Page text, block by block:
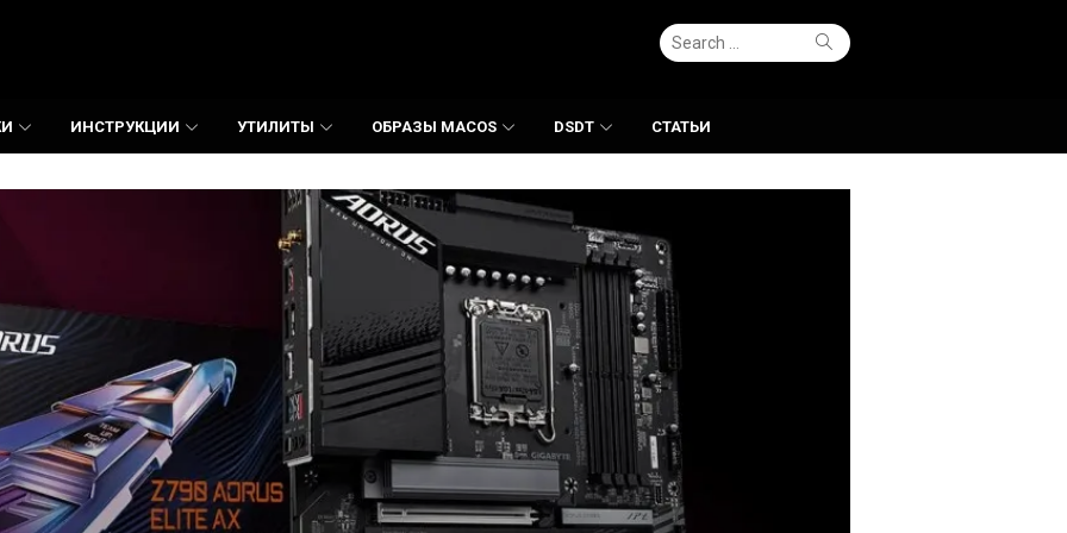
Search
for:
Search
ИНСТРУКЦИИ УТИЛИТЫ ОБРАЗЫ MACOS DSDT СТАТЬИ